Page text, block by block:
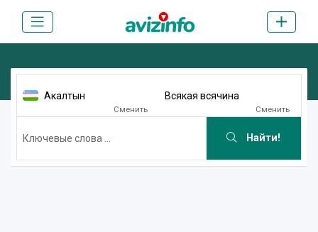
Акалтын
Сменить
Всякая всячина
Сменить
Найти!